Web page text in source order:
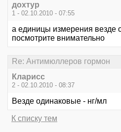
дохтур
1 - 02.10.2010 - 07:55
а единицы измерения везде
посмотрите внимательно
Re: Антимюллеров гормон
Кларисс
2 - 02.10.2010 - 08:37
Везде одинаковые - нг/мл
К списку тем